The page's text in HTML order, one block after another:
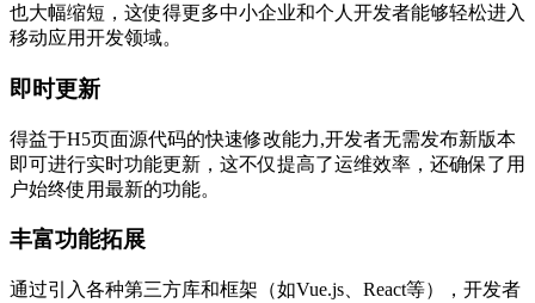
也大幅缩短，这使得更多中小企业和个人开发者能够轻松进入
移动应用开发领域。
即时更新
得益于H5页面源代码的快速修改能力,开发者无需发布新版本
即可进行实时功能更新，这不仅提高了运维效率，还确保了用
户始终使用最新的功能。
丰富功能拓展
通过引入各种第三方库和框架（如Vue.js、React等），开发者